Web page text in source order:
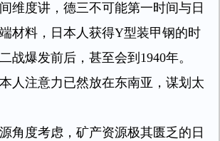
维度讲，德三不可能第一时间与日
材料，日本人获得Y型装甲钢的时
战爆发前后，甚至会到1940年。
人注意力已然放在东南亚，谋划太
角度考虑，矿产资源极其匮乏的日